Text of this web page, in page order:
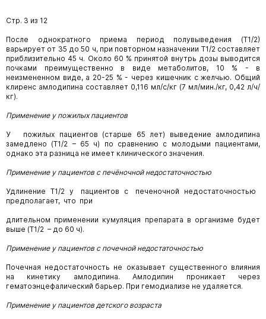
Стр. 3 из 12
После однократного приема период полувыведения (Т1/2)
варьирует от 35 до 50 ч, при повторном назначении Т1/2 составляет
приблизительно 45 ч. Около 60 % принятой внутрь дозы выводится
почками преимущественно в виде метаболитов, 10 % - в
неизмененном виде, а 20-25 % - через кишечник с желчью. Общий
клиренс амлодипина составляет 0,116 мл/с/кг (7 мл/мин./кг, 0,42 л/ч/
кг).
Применение у пожилых пациентов
У пожилых пациентов (старше 65 лет) выведение амлодипина
замедлено (Т1/2 – 65 ч) по сравнению с молодыми пациентами,
однако эта разница не имеет клинического значения.
Применение у пациентов с печёночной недостаточностью
Удлинение Т1/2 у пациентов с печеночной недостаточностью
предполагает, что при
длительном применении кумуляция препарата в организме будет
выше (Т1/2 – до 60 ч).
Применение у пациентов с почечной недостаточностью
Почечная недостаточность не оказывает существенного влияния
на кинетику амлодипина. Амлодипин проникает через
гематоэнцефалический барьер. При гемодиализе не удаляется.
Применение у пациентов детского возраста